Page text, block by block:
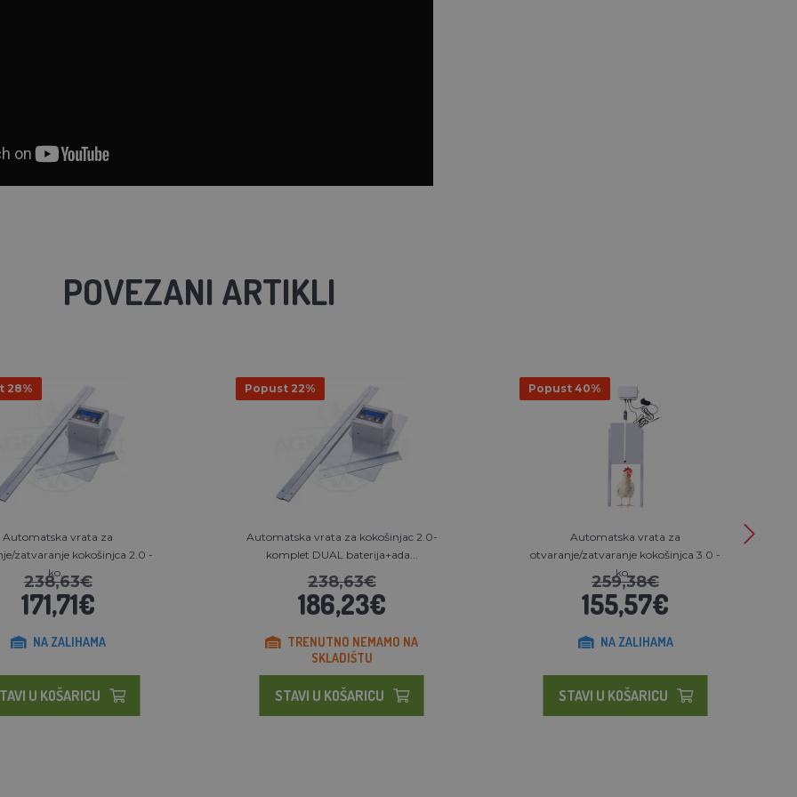
POVEZANI ARTIKLI
28%
Automatska vrata za
zatvaranje kokošinjca 2.0 -
ko...
238,63€
171,71€
NA ZALIHAMA
U KOŠARICU
Popust 22%
Automatska vrata za kokošinjac 2.0-
komplet DUAL baterija+ada...
238,63€
186,23€
TRENUTNO NEMAMO NA
SKLADIŠTU
STAVI U KOŠARICU
Popust 40%
Automatska vrata za
otvaranje/zatvaranje kokošinjca 3.0 -
ko...
259,38€
155,57€
NA ZALIHAMA
STAVI U KOŠARICU